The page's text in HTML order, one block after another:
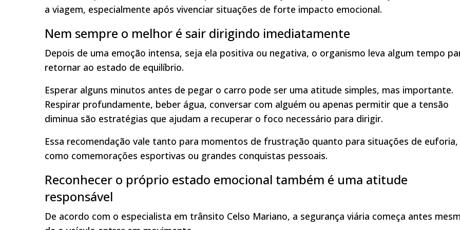
a viagem, especialmente após vivenciar situações de forte impacto emocional.
Nem sempre o melhor é sair dirigindo imediatamente
Depois de uma emoção intensa, seja ela positiva ou negativa, o organismo leva algum tempo
retornar ao estado de equilíbrio.
Esperar alguns minutos antes de pegar o carro pode ser uma atitude simples, mas importante.
Respirar profundamente, beber água, conversar com alguém ou apenas permitir que a tensão
diminua são estratégias que ajudam a recuperar o foco necessário para dirigir.
Essa recomendação vale tanto para momentos de frustração quanto para situações de euforia,
como comemorações esportivas ou grandes conquistas pessoais.
Reconhecer o próprio estado emocional também é uma atitude
responsável
De acordo com o especialista em trânsito Celso Mariano, a segurança viária começa antes